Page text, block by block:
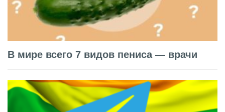
В мире всего 7 видов пениса — врачи